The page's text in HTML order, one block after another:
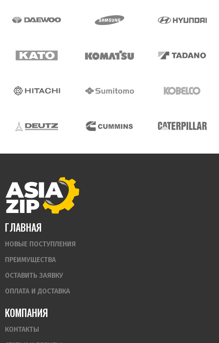
ГЛАВНАЯ
НОВЫЕ ПОСТУПЛЕНИЯ
ПРЕИМУЩЕСТВА
ОСТАВИТЬ ЗАЯВКУ
ОПЛАТА И ДОСТАВКА
КОМПАНИЯ
КОНТАКТЫ